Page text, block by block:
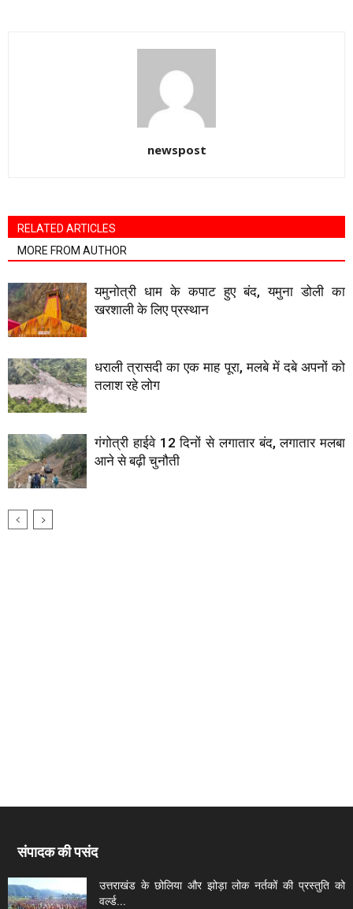
newspost
RELATED ARTICLES
MORE FROM AUTHOR
यमुनोत्री धाम के कपाट हुए बंद, यमुना डोली का
खरशाली के लिए प्रस्थान
धराली त्रासदी का एक माह पूरा, मलबे में दबे अपनों को
तलाश रहे लोग
गंगोत्री हाईवे 12 दिनों से लगातार बंद, लगातार मलबा
आने से बढ़ी चुनौती
संपादक की पसंद
उत्तराखंड के छोलिया और झोड़ा लोक नर्तकों की प्रस्तुति को
वर्ल्ड...